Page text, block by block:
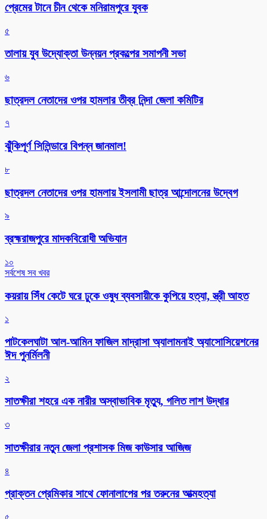
প্রেমের টানে চীন থেকে মনিরামপুরে যুবক
৫
তালায় যুব উদ্যোক্তা উন্নয়ন প্রকল্পের সমাপনী সভা
৬
ছাত্রদল নেতাদের ওপর হামলার তীব্র নিন্দা জেলা কমিটির
৭
ঝুঁকিপূর্ণ সিলিন্ডারে বিপন্ন জানমাল!
৮
ছাত্রদল নেতাদের ওপর হামলায় ইসলামী ছাত্র আন্দোলনের উদ্বেগ
৯
ব্রহ্মরাজপুরে মাদকবিরোধী অভিযান
১০
সর্বশেষ সব খবর
কয়রায় সিঁধ কেটে ঘরে ঢুকে ওষুধ ব্যবসায়ীকে কুপিয়ে হত্যা, স্ত্রী আহত
১
পাটকেলঘাটা আল-আমিন ফাজিল মাদ্রাসা অ্যালামনাই অ্যাসোসিয়েশনের
ঈদ পুনর্মিলনী
২
সাতক্ষীরা শহরে এক নারীর অস্বাভাবিক মৃত্যু, গলিত লাশ উদ্ধার
৩
সাতক্ষীরার নতুন জেলা প্রশাসক মিজ কাউসার আজিজ
৪
প্রাক্তন প্রেমিকার সাথে ফোনালাপের পর তরুনের আত্মহত্যা
৫